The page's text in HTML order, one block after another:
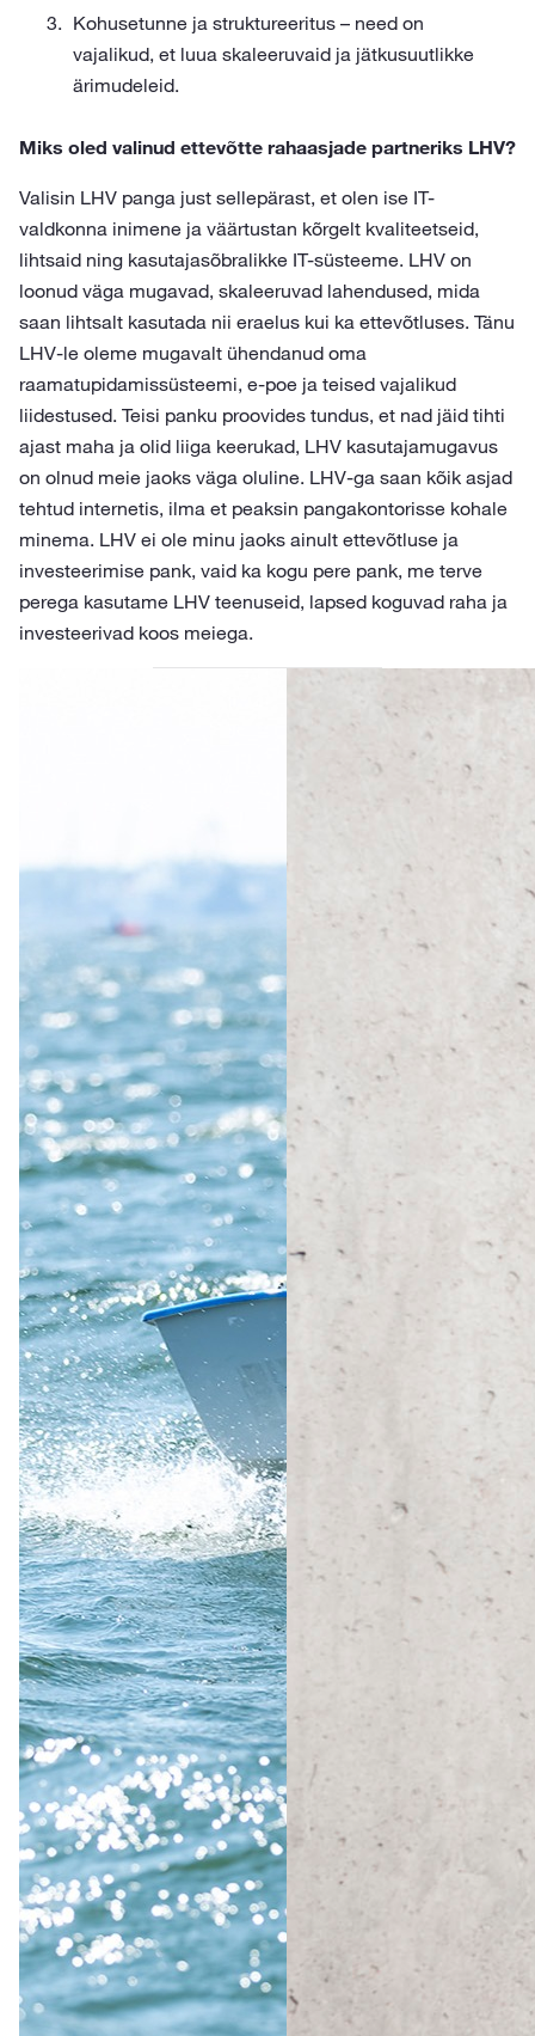
Kohusetunne ja struktureeritus – need on
vajalikud, et luua skaleeruvaid ja jätkusuutlikke
ärimudeleid.
Miks oled valinud ettevõtte rahaasjade partneriks LHV?
Valisin LHV panga just sellepärast, et olen ise IT-
valdkonna inimene ja väärtustan kõrgelt kvaliteetseid,
lihtsaid ning kasutajasõbralikke IT-süsteeme. LHV on
loonud väga mugavad, skaleeruvad lahendused, mida
saan lihtsalt kasutada nii eraelus kui ka ettevõtluses. Tänu
LHV-le oleme mugavalt ühendanud oma
raamatupidamissüsteemi, e-poe ja teised vajalikud
liidestused. Teisi panku proovides tundus, et nad jäid tihti
ajast maha ja olid liiga keerukad, LHV kasutajamugavus
on olnud meie jaoks väga oluline. LHV-ga saan kõik asjad
tehtud internetis, ilma et peaksin pangakontorisse kohale
minema. LHV ei ole minu jaoks ainult ettevõtluse ja
investeerimise pank, vaid ka kogu pere pank, me terve
perega kasutame LHV teenuseid, lapsed koguvad raha ja
investeerivad koos meiega.